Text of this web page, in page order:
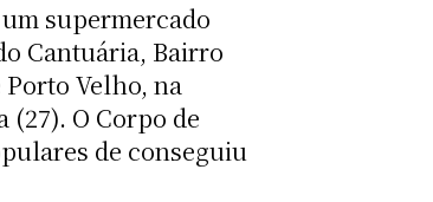
supermercado
Cantuária, Bairro
Velho, na
(27). O Corpo de
de conseguiu